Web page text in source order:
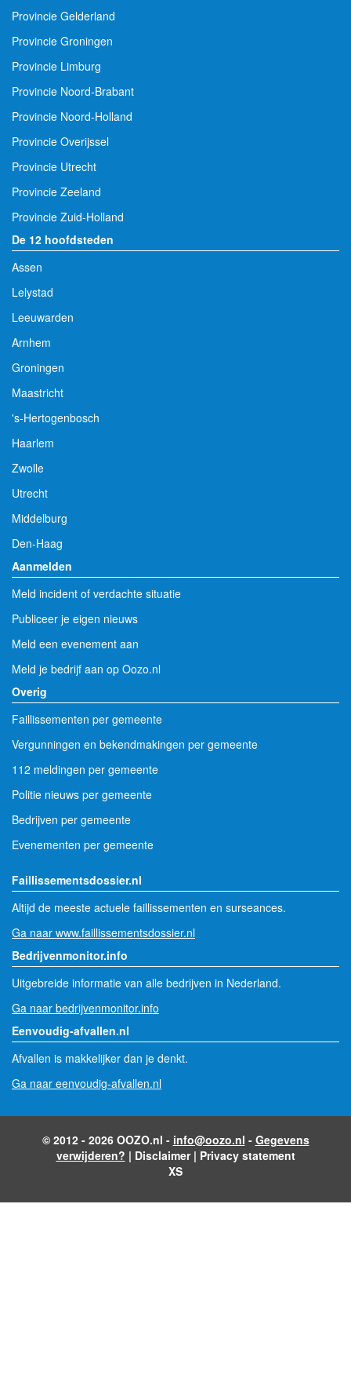
Provincie Gelderland
Provincie Groningen
Provincie Limburg
Provincie Noord-Brabant
Provincie Noord-Holland
Provincie Overijssel
Provincie Utrecht
Provincie Zeeland
Provincie Zuid-Holland
De 12 hoofdsteden
Assen
Lelystad
Leeuwarden
Arnhem
Groningen
Maastricht
's-Hertogenbosch
Haarlem
Zwolle
Utrecht
Middelburg
Den-Haag
Aanmelden
Meld incident of verdachte situatie
Publiceer je eigen nieuws
Meld een evenement aan
Meld je bedrijf aan op Oozo.nl
Overig
Faillissementen per gemeente
Vergunningen en bekendmakingen per gemeente
112 meldingen per gemeente
Politie nieuws per gemeente
Bedrijven per gemeente
Evenementen per gemeente
Faillissementsdossier.nl
Altijd de meeste actuele faillissementen en surseances.
Ga naar www.faillissementsdossier.nl
Bedrijvenmonitor.info
Uitgebreide informatie van alle bedrijven in Nederland.
Ga naar bedrijvenmonitor.info
Eenvoudig-afvallen.nl
Afvallen is makkelijker dan je denkt.
Ga naar eenvoudig-afvallen.nl
© 2012 - 2026 OOZO.nl - info@oozo.nl - Gegevens
verwijderen? | Disclaimer| Privacy statement
XS